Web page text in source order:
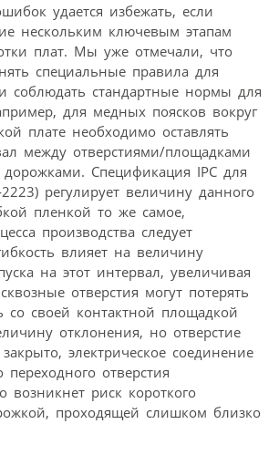
удается избежать, если
нескольким ключевым этапам
плат. Мы уже отмечали, что
специальные правила для
соблюдать стандартные нормы для
для медных поясков вокруг
плате необходимо оставлять
между отверстиями/площадками
Спецификация IPC для
регулирует величину данного
пленкой то же самое,
производства следует
влияет на величину
на этот интервал, увеличивая
отверстия могут потерять
со своей контактной площадкой
отклонения, но отверстие
электрическое соединение
отверстия
возникнет риск короткого
проходящей слишком близко